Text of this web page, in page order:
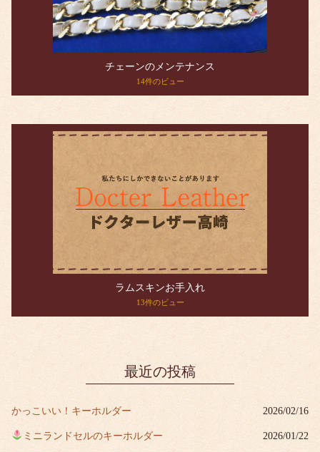
チェーンのメンテナンス
14件のビュー
ラムスキンお手入れ
13件のビュー
最近の投稿
かっこいい！キーホルダー 2026/02/16
ミニランドセルのキーホルダー 2026/01/22